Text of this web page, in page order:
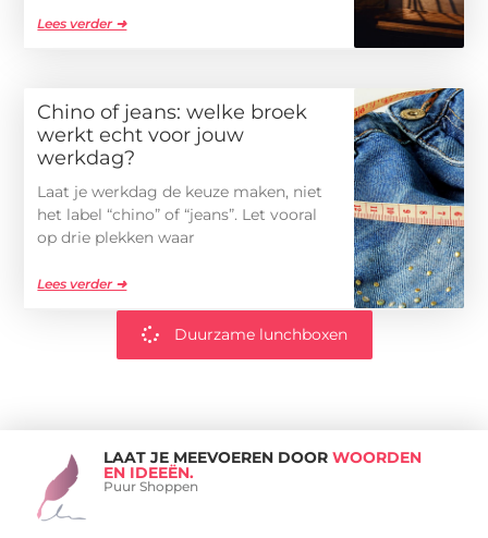
Lees verder ➜
Chino of jeans: welke broek
werkt echt voor jouw
werkdag?
Laat je werkdag de keuze maken, niet
het label “chino” of “jeans”. Let vooral
op drie plekken waar
Lees verder ➜
Duurzame lunchboxen
LAAT JE MEEVOEREN DOOR WOORDEN
EN IDEEËN.
Puur Shoppen